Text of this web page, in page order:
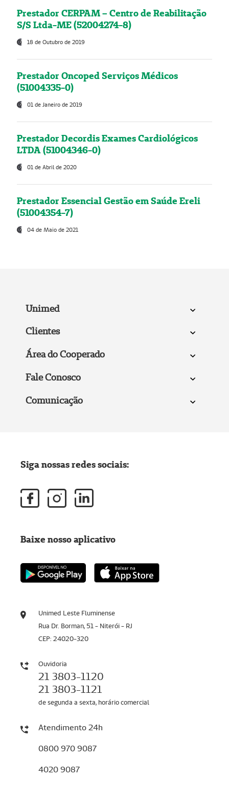
Prestador CERPAM – Centro de Reabilitação
S/S Ltda-ME (52004274-8)
18 de Outubro de 2019
Prestador Oncoped Serviços Médicos
(51004335-0)
01 de Janeiro de 2019
Prestador Decordis Exames Cardiológicos
LTDA (51004346-0)
01 de Abril de 2020
Prestador Essencial Gestão em Saúde Ereli
(51004354-7)
04 de Maio de 2021
Unimed
Clientes
Área do Cooperado
Fale Conosco
Comunicação
Unimed Leste Fluminense
Rua Dr. Borman, 51 - Niterói - RJ
CEP: 24020-320
Ouvidoria
21 3803-1120
21 3803-1121
de segunda a sexta, horário comercial
Atendimento 24h
0800 970 9087
4020 9087
Siga nossas redes sociais:
Baixe nosso aplicativo